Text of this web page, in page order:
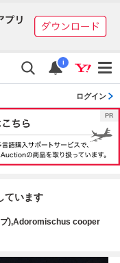
i
ログイン
ています
プ),Adoromischus cooper